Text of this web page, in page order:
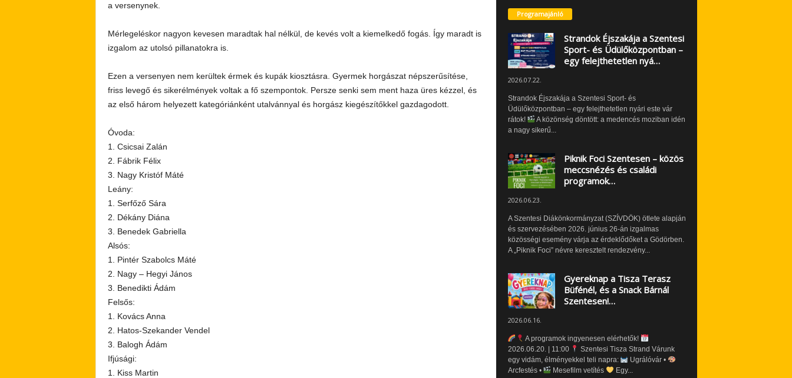
a versenynek.
Mérlegeléskor nagyon kevesen maradtak hal nélkül, de kevés volt a kiemelkedő fogás. Így maradt is
izgalom az utolsó pillanatokra is.
Ezen a versenyen nem kerültek érmek és kupák kiosztásra. Gyermek horgászat népszerűsítése,
friss levegő és sikerélmények voltak a fő szempontok. Persze senki sem ment haza üres kézzel, és
az első három helyezett kategóriánként utalvánnyal és horgász kiegészítőkkel gazdagodott.
Óvoda:
1. Csicsai Zalán
2. Fábrik Félix
3. Nagy Kristóf Máté
Leány:
1. Serfőző Sára
2. Dékány Diána
3. Benedek Gabriella
Alsós:
1. Pintér Szabolcs Máté
2. Nagy – Hegyi János
3. Benedikti Ádám
Felsős:
1. Kovács Anna
2. Hatos-Szekander Vendel
3. Balogh Ádám
Ifjúsági:
1. Kiss Martin
Programajánló
Strandok Éjszakája a Szentesi
Sport- és Üdülőközpontban –
egy felejthetetlen nyá…
2026.07.22.
Strandok Éjszakája a Szentesi Sport- és
Üdülőközpontban – egy felejthetetlen nyári este vár
rátok!
A közönség döntött: a medencés moziban idén
a nagy sikerű...
Piknik Foci Szentesen – közös
meccsnézés és családi
programok…
2026.06.23.
A Szentesi Diákönkormányzat (SZÍVDÖK) ötlete alapján
és szervezésében 2026. június 26-án izgalmas
közösségi esemény várja az érdeklődőket a Gödörben.
A „Piknik Foci” névre keresztelt rendezvény...
Gyereknap a Tisza Terasz
Büfénél, és a Snack Bárnál
Szentesen!…
2026.06.16.
A programok ingyenesen elérhetők!
2026.06.20. | 11:00
Szentesi Tisza Strand Várunk
egy vidám, élményekkel teli napra:
Ugrálóvár •
Arcfestés •
Mesefilm vetítés Egy...